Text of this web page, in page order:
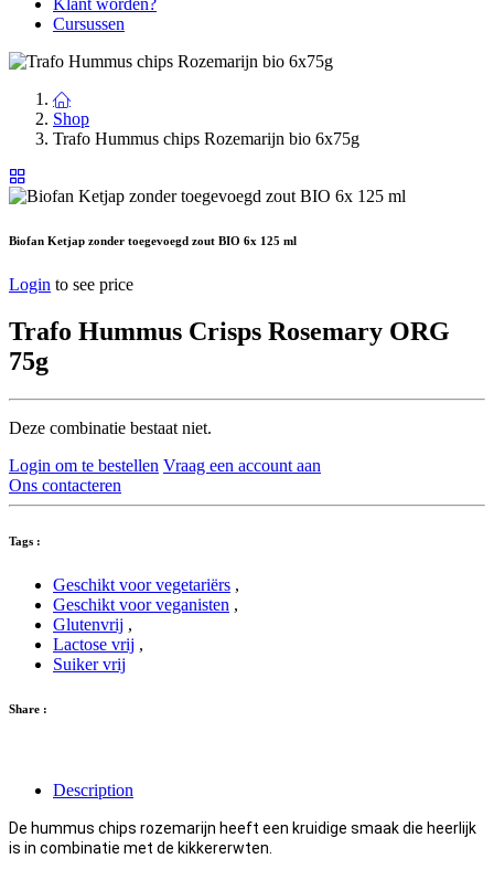
Klant worden?
Cursussen
Shop
Trafo Hummus chips Rozemarijn bio 6x75g
Biofan Ketjap zonder toegevoegd zout BIO 6x 125 ml
Login to see price
Trafo Hummus Crisps Rosemary ORG
75g
Deze combinatie bestaat niet.
Login om te bestellen Vraag een account aan
Ons contacteren
Tags :
Geschikt voor vegetariërs ,
Geschikt voor veganisten ,
Glutenvrij ,
Lactose vrij ,
Suiker vrij
Share :
Description
De hummus chips rozemarijn heeft een kruidige smaak die heerlijk
is in combinatie met de kikkererwten.